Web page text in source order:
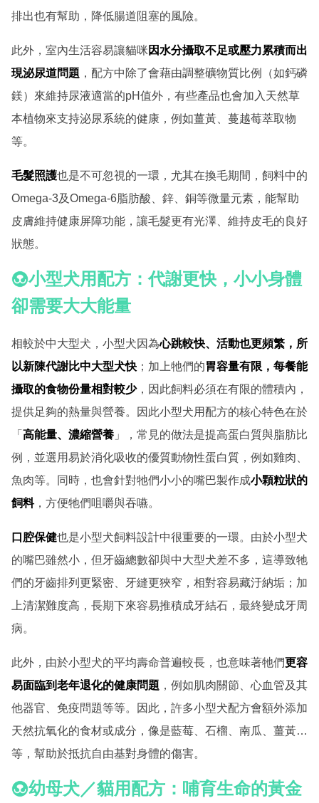
排出也有幫助，降低腸道阻塞的風險。
此外，室內生活容易讓貓咪 因水分攝取不足或壓力累積而出
現泌尿道問題 ，配方中除了會藉由調整礦物質比例（如鈣磷
鎂）來維持尿液適當的pH值外，有些產品也會加入天然草
本植物來支持泌尿系統的健康，例如薑黃、蔓越莓萃取物
等。
毛髮照護也是不可忽視的一環，尤其在換毛期間，飼料中的
Omega-3及Omega-6脂肪酸、鋅、銅等微量元素，能幫助
皮膚維持健康屏障功能，讓毛髮更有光澤、維持皮毛的良好
狀態。
小型犬用配方：代謝更快，小小身體
卻需要大大能量
相較於中大型犬，小型犬因為心跳較快、活動也更頻繁，所
以新陳代謝比中大型犬快 ；加上牠們的胃容量有限，每餐能
攝取的食物份量相對較少，因此飼料必須在有限的體積內，
提供足夠的熱量與營養。因此小型犬用配方的核心特色在於
「 高能量、濃縮營養 」，常見的做法是提高蛋白質與脂肪比
例，並選用易於消化吸收的優質動物性蛋白質，例如雞肉、
魚肉等。同時，也會針對牠們小小的嘴巴製作成小顆粒狀的
飼料，方便牠們咀嚼與吞嚥。
口腔保健也是小型犬飼料設計中很重要的一環。由於小型犬
的嘴巴雖然小，但牙齒總數卻與中大型犬差不多，這導致牠
們的牙齒排列更緊密、牙縫更狹窄，相對容易藏汙納垢；加
上清潔難度高，長期下來容易推積成牙結石，最終變成牙周
病。
此外，由於小型犬的平均壽命普遍較長，也意味著牠們更容
易面臨到老年退化的健康問題 ，例如肌肉關節、心血管及其
他器官、免疫問題等等。因此，許多小型犬配方會額外添加
天然抗氧化的食材或成分，像是藍莓、石榴、南瓜、薑黃…
等，幫助於抵抗自由基對身體的傷害。
幼母犬／貓用配方：哺育生命的黃金